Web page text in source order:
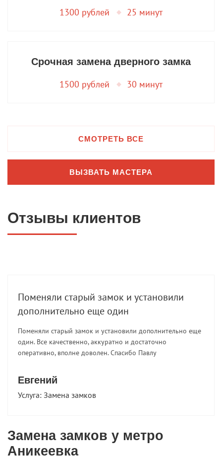
Замена замков у метро
Аникеевка
1300 рублей 25 минут
Срочная замена дверного замка
1500 рублей 30 минут
СМОТРЕТЬ ВСЕ
ВЫЗВАТЬ МАСТЕРА
Отзывы клиентов
Поменяли старый замок и установили
дополнительно еще один
Поменяли старый замок и установили дополнительно еще
один. Все качественно, аккуратно и достаточно
оперативно, вполне доволен. Спасибо Павлу
Евгений
Услуга: Замена замков